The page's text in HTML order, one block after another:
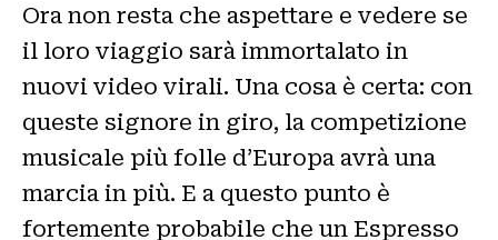
Ora non resta che aspettare e vedere se
il loro viaggio sarà immortalato in
nuovi video virali. Una cosa è certa: con
queste signore in giro, la competizione
musicale più folle d’Europa avrà una
marcia in più. E a questo punto è
fortemente probabile che un Espresso